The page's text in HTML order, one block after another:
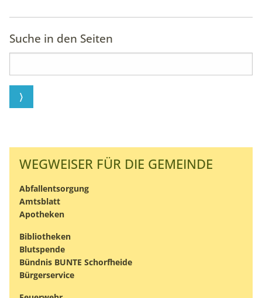
Suche in den Seiten
WEGWEISER FÜR DIE GEMEINDE
Abfallentsorgung
Amtsblatt
Apotheken
Bibliotheken
Blutspende
Bündnis BUNTE Schorfheide
Bürgerservice